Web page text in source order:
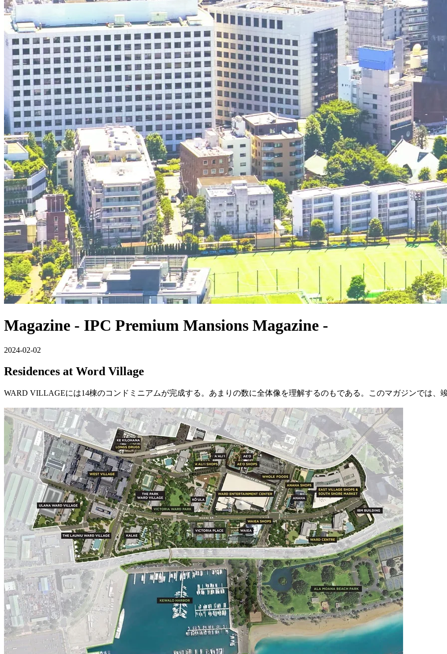
Magazine - IPC Premium Mansions Magazine -
2024-02-02
Residences at Word Village
WARD VILLAGEには14棟のコンドミニアムが完成する。あまりの数に全体像を理解するのもである。 このマガジンでは、